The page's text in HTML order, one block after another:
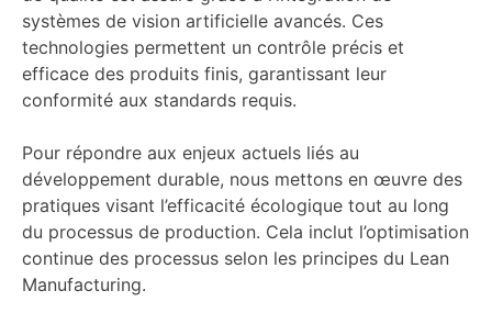
systèmes de vision artificielle avancés. Ces
technologies permettent un contrôle précis et
efficace des produits finis, garantissant leur
conformité aux standards requis.
Pour répondre aux enjeux actuels liés au
développement durable, nous mettons en œuvre des
pratiques visant l’efficacité écologique tout au long
du processus de production. Cela inclut l’optimisation
continue des processus selon les principes du Lean
Manufacturing.